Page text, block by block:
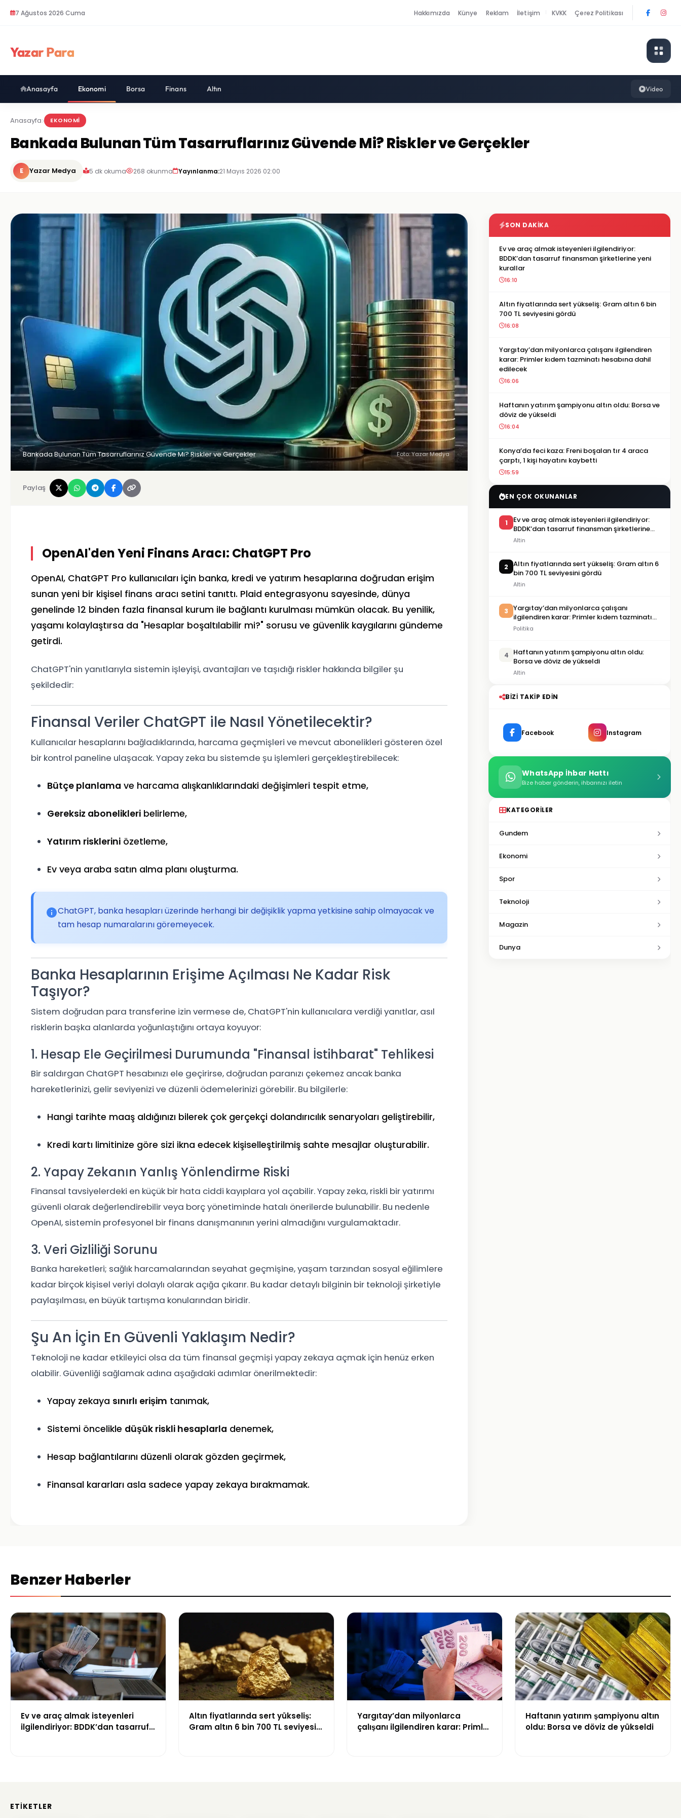
7 Ağustos 2026 Cuma Hakkımızda Künye Reklam İletişim KVKK Çerez Politikası
Yazar Para
Anasayfa Ekonomi Borsa Finans Altın Video
Anasayfa EKONOMI
Bankada Bulunan Tüm Tasarruflarınız Güvende Mi? Riskler ve Gerçekler
E Yazar Medya 5 dk okuma 268 okunma Yayınlanma:21 Mayıs 2026 02:00
Bankada Bulunan Tüm Tasarruflarınız Güvende Mi? Riskler ve Gerçekler Foto: Yazar Medya
Paylaş
OpenAI'den Yeni Finans Aracı: ChatGPT Pro
OpenAI, ChatGPT Pro kullanıcıları için banka, kredi ve yatırım hesaplarına doğrudan erişim
sunan yeni bir kişisel finans aracı setini tanıttı. Plaid entegrasyonu sayesinde, dünya
genelinde 12 binden fazla finansal kurum ile bağlantı kurulması mümkün olacak. Bu yenilik,
yaşamı kolaylaştırsa da "Hesaplar boşaltılabilir mi?" sorusu ve güvenlik kaygılarını gündeme
getirdi.
ChatGPT'nin yanıtlarıyla sistemin işleyişi, avantajları ve taşıdığı riskler hakkında bilgiler şu
şekildedir:
Finansal Veriler ChatGPT ile Nasıl Yönetilecektir?
Kullanıcılar hesaplarını bağladıklarında, harcama geçmişleri ve mevcut abonelikleri gösteren özel
bir kontrol paneline ulaşacak. Yapay zeka bu sistemde şu işlemleri gerçekleştirebilecek:
Bütçe planlama ve harcama alışkanlıklarındaki değişimleri tespit etme,
Gereksiz abonelikleri belirleme,
Yatırım risklerini özetleme,
Ev veya araba satın alma planı oluşturma.
ChatGPT, banka hesapları üzerinde herhangi bir değişiklik yapma yetkisine sahip olmayacak ve
tam hesap numaralarını göremeyecek.
Banka Hesaplarının Erişime Açılması Ne Kadar Risk
Taşıyor?
Sistem doğrudan para transferine izin vermese de, ChatGPT'nin kullanıcılara verdiği yanıtlar, asıl
risklerin başka alanlarda yoğunlaştığını ortaya koyuyor:
1. Hesap Ele Geçirilmesi Durumunda "Finansal İstihbarat" Tehlikesi
Bir saldırgan ChatGPT hesabınızı ele geçirirse, doğrudan paranızı çekemez ancak banka
hareketlerinizi, gelir seviyenizi ve düzenli ödemelerinizi görebilir. Bu bilgilerle:
Hangi tarihte maaş aldığınızı bilerek çok gerçekçi dolandırıcılık senaryoları geliştirebilir,
Kredi kartı limitinize göre sizi ikna edecek kişiselleştirilmiş sahte mesajlar oluşturabilir.
2. Yapay Zekanın Yanlış Yönlendirme Riski
Finansal tavsiyelerdeki en küçük bir hata ciddi kayıplara yol açabilir. Yapay zeka, riskli bir yatırımı
güvenli olarak değerlendirebilir veya borç yönetiminde hatalı önerilerde bulunabilir. Bu nedenle
OpenAI, sistemin profesyonel bir finans danışmanının yerini almadığını vurgulamaktadır.
3. Veri Gizliliği Sorunu
Banka hareketleri; sağlık harcamalarından seyahat geçmişine, yaşam tarzından sosyal eğilimlere
kadar birçok kişisel veriyi dolaylı olarak açığa çıkarır. Bu kadar detaylı bilginin bir teknoloji şirketiyle
paylaşılması, en büyük tartışma konularından biridir.
Şu An İçin En Güvenli Yaklaşım Nedir?
Teknoloji ne kadar etkileyici olsa da tüm finansal geçmişi yapay zekaya açmak için henüz erken
olabilir. Güvenliği sağlamak adına aşağıdaki adımlar önerilmektedir:
Yapay zekaya sınırlı erişim tanımak,
Sistemi öncelikle düşük riskli hesaplarla denemek,
Hesap bağlantılarını düzenli olarak gözden geçirmek,
Finansal kararları asla sadece yapay zekaya bırakmamak.
SON DAKIKA
Ev ve araç almak isteyenleri ilgilendiriyor:
BDDK’dan tasarruf finansman şirketlerine yeni
kurallar
16:10
Altın fiyatlarında sert yükseliş: Gram altın 6 bin
700 TL seviyesini gördü
16:08
Yargıtay’dan milyonlarca çalışanı ilgilendiren
karar: Primler kıdem tazminatı hesabına dahil
edilecek
16:06
Haftanın yatırım şampiyonu altın oldu: Borsa ve
döviz de yükseldi
16:04
Konya’da feci kaza: Freni boşalan tır 4 araca
çarptı, 1 kişi hayatını kaybetti
15:59
EN ÇOK OKUNANLAR
1
Ev ve araç almak isteyenleri ilgilendiriyor:
BDDK’dan tasarruf finansman şirketlerine
yeni kurallar
Altin
2
Altın fiyatlarında sert yükseliş: Gram altın 6
bin 700 TL seviyesini gördü
Altin
3
Yargıtay’dan milyonlarca çalışanı
ilgilendiren karar: Primler kıdem tazminatı
hesabına dahil edilecek
Politika
4
Haftanın yatırım şampiyonu altın oldu:
Borsa ve döviz de yükseldi
Altin
BIZI TAKIP EDIN
Facebook Instagram
WhatsApp İhbar Hattı
Bize haber gönderin, ihbarınızı iletin
KATEGORILER
Gundem
Ekonomi
Spor
Teknoloji
Magazin
Dunya
Benzer Haberler
Ev ve araç almak isteyenleri
ilgilendiriyor: BDDK’dan tasarruf
Altın fiyatlarında sert yükseliş:
Gram altın 6 bin 700 TL seviyesini
Yargıtay’dan milyonlarca
çalışanı ilgilendiren karar: Primler
Haftanın yatırım şampiyonu altın
oldu: Borsa ve döviz de yükseldi
ETIKETLER